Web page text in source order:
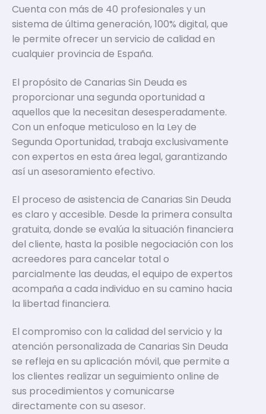
Cuenta con más de 40 profesionales y un
sistema de última generación, 100% digital, que
le permite ofrecer un servicio de calidad en
cualquier provincia de España.
El propósito de Canarias Sin Deuda es
proporcionar una segunda oportunidad a
aquellos que la necesitan desesperadamente.
Con un enfoque meticuloso en la Ley de
Segunda Oportunidad, trabaja exclusivamente
con expertos en esta área legal, garantizando
así un asesoramiento efectivo.
El proceso de asistencia de Canarias Sin Deuda
es claro y accesible. Desde la primera consulta
gratuita, donde se evalúa la situación financiera
del cliente, hasta la posible negociación con los
acreedores para cancelar total o
parcialmente las deudas, el equipo de expertos
acompaña a cada individuo en su camino hacia
la libertad financiera.
El compromiso con la calidad del servicio y la
atención personalizada de Canarias Sin Deuda
se refleja en su aplicación móvil, que permite a
los clientes realizar un seguimiento online de
sus procedimientos y comunicarse
directamente con su asesor.